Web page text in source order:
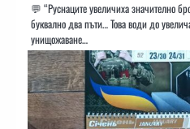
💬 “Руснаците увеличиха значително
буквално два пъти… Това води до
унищожаване…